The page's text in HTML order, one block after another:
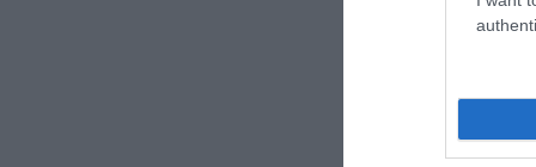
A0422/26
NOTAM ISSUED
AS REGARDS